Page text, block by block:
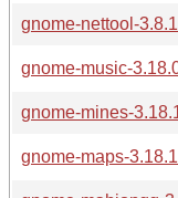
gnome-nettool-
gnome-music-
gnome-mines-
gnome-maps-